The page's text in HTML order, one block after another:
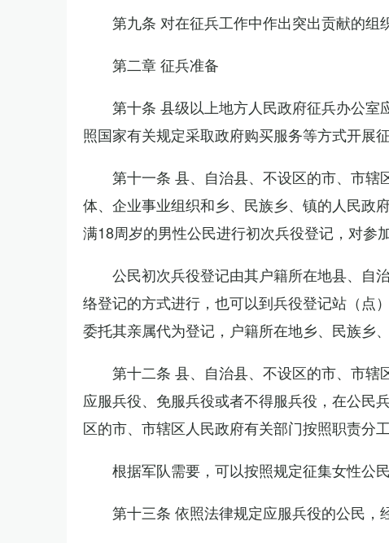
第九条 对在征兵工作中作出突出贡献的组
第二章 征兵准备
第十条 县级以上地方人民政府征兵办公
照国家有关规定采取政府购买服务等方式开展征
第十一条 县、自治县、不设区的市、市
体、企业事业组织和乡、民族乡、镇的人民政
满18周岁的男性公民进行初次兵役登记，对参
公民初次兵役登记由其户籍所在地县、自
络登记的方式进行，也可以到兵役登记站（点
委托其亲属代为登记，户籍所在地乡、民族乡
第十二条 县、自治县、不设区的市、市
应服兵役、免服兵役或者不得服兵役，在公民
区的市、市辖区人民政府有关部门按照职责分
根据军队需要，可以按照规定征集女性公民
第十三条 依照法律规定应服兵役的公民，